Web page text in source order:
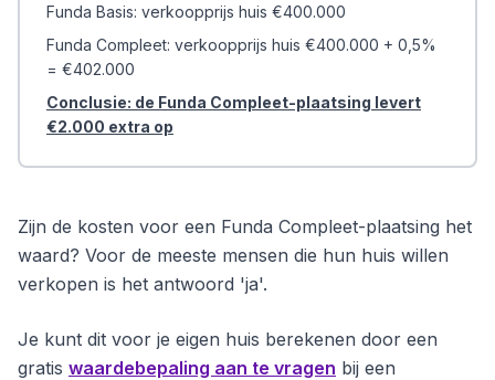
Funda Basis: verkoopprijs huis €400.000
Funda Compleet: verkoopprijs huis €400.000 + 0,5%
= €402.000
Conclusie: de Funda Compleet-plaatsing levert
€2.000 extra op
Zijn de kosten voor een Funda Compleet-plaatsing het
waard? Voor de meeste mensen die hun huis willen
verkopen is het antwoord 'ja'.
Je kunt dit voor je eigen huis berekenen door een
gratis waardebepaling aan te vragen bij een